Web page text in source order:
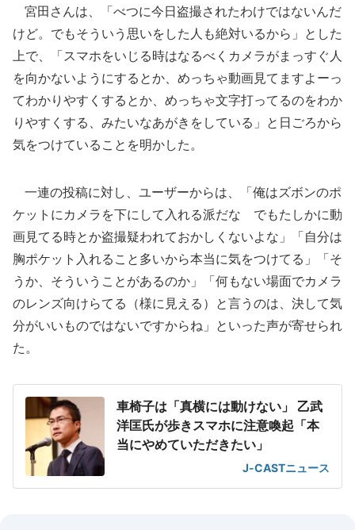
宮田さんは、「べつに今日盗撮されたわけではないんだ
けど。でもそういう思いをした人も絶対いるから」とした
上で、「スマホをいじる時はなるべくカメラがまっすぐ人
を向かないようにするとか、めっちゃ動画見てますよーっ
てわかりやすくするとか、めっちゃ文字打ってるのをわか
りやすくする、みたいなあがきをしている」と日ごろから
気をつけていることを明かした。
一連の投稿に対し、ユーザーからは、「俺はズボンのポ
ケットにカメラを下にして入れる派だな でもたしかに動
画見てる時とか盗撮疑われておかしくないよな」「自分は
胸ポケット入れること多いから本当に気をつけてる」「そ
うか、そういうことがあるのか」「何もない場面でカメラ
のレンズ向けらてる（様に見える）と言うのは、決して気
分がいいものではないですからね」といった声が寄せられ
た。
車椅子は「真横には動けない」 乙武
洋匡氏が歩きスマホに注意喚起「本
当にやめていただきたい」
J-CASTニュース